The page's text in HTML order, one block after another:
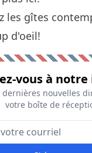
les gîtes
d'oeil!
vous à
dernières nouvelles
votre boîte de